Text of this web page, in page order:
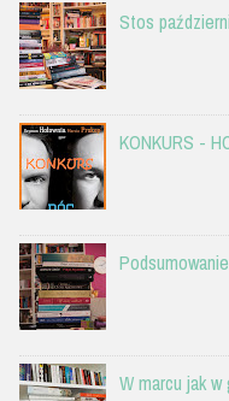
Stos
KONKURS -
W marcu jak